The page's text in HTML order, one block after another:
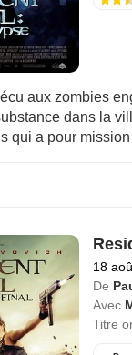
aux zombies
dans la
qui a pour
18
De
Avec
Titre